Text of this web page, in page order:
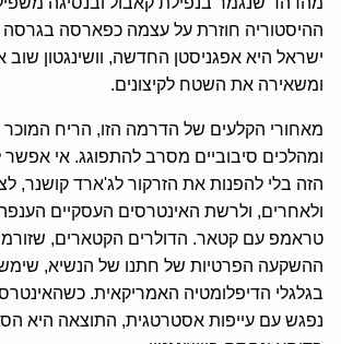
ההיסטוריה חוזרת על עצמה כפארסה בגרסה
ישראל היא אפגניסטן החדשה, וושינגטון
ומשאירה את השטח לקיצונים.
מאחורי הקלעים של הדרמה הזו, הריח
ומהלכים סיבוביים מסרב להתפוגג. אי
הזה בלי להפנות את הזרקור לג'ארד קושנר,
ולאחרים, ולרשת האינטרסים העסקיים
טראמפ עם קטאר. הדולרים הקטארים,
ההשקעה הפרטיות של חתנו של הנשיא,
בגלגלי הדיפלומטיה האמריקאית.
נפגש עם עייפות אסטרטגית, התוצאה היא